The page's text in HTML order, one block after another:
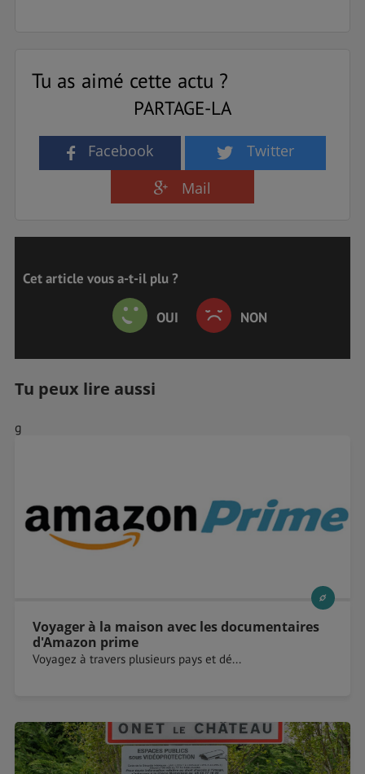
Tu as aimé cette actu ?
PARTAGE-LA
Facebook
Twitter
Mail
Cet article vous a-t-il plu ?
OUI NON
Tu peux lire aussi
g
Voyager à la maison avec les documentaires
d'Amazon prime
Voyagez à travers plusieurs pays et dé...